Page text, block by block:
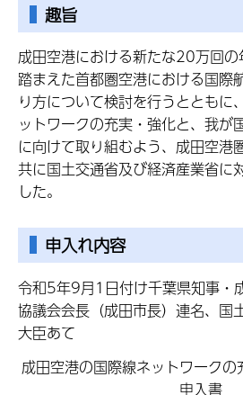
趣旨
成田空港における新たな20万回
踏まえた首都圏空港における国際
り方について検討を行うとともに
ットワークの充実・強化と、我が
に向けて取り組むよう、成田空港
共に国土交通省及び経済産業省に
した。
申入れ内容
令和5年9月1日付け千葉県知事・
協議会会長（成田市長）連名、国
大臣あて
成田空港の国際線ネットワーク
申入書